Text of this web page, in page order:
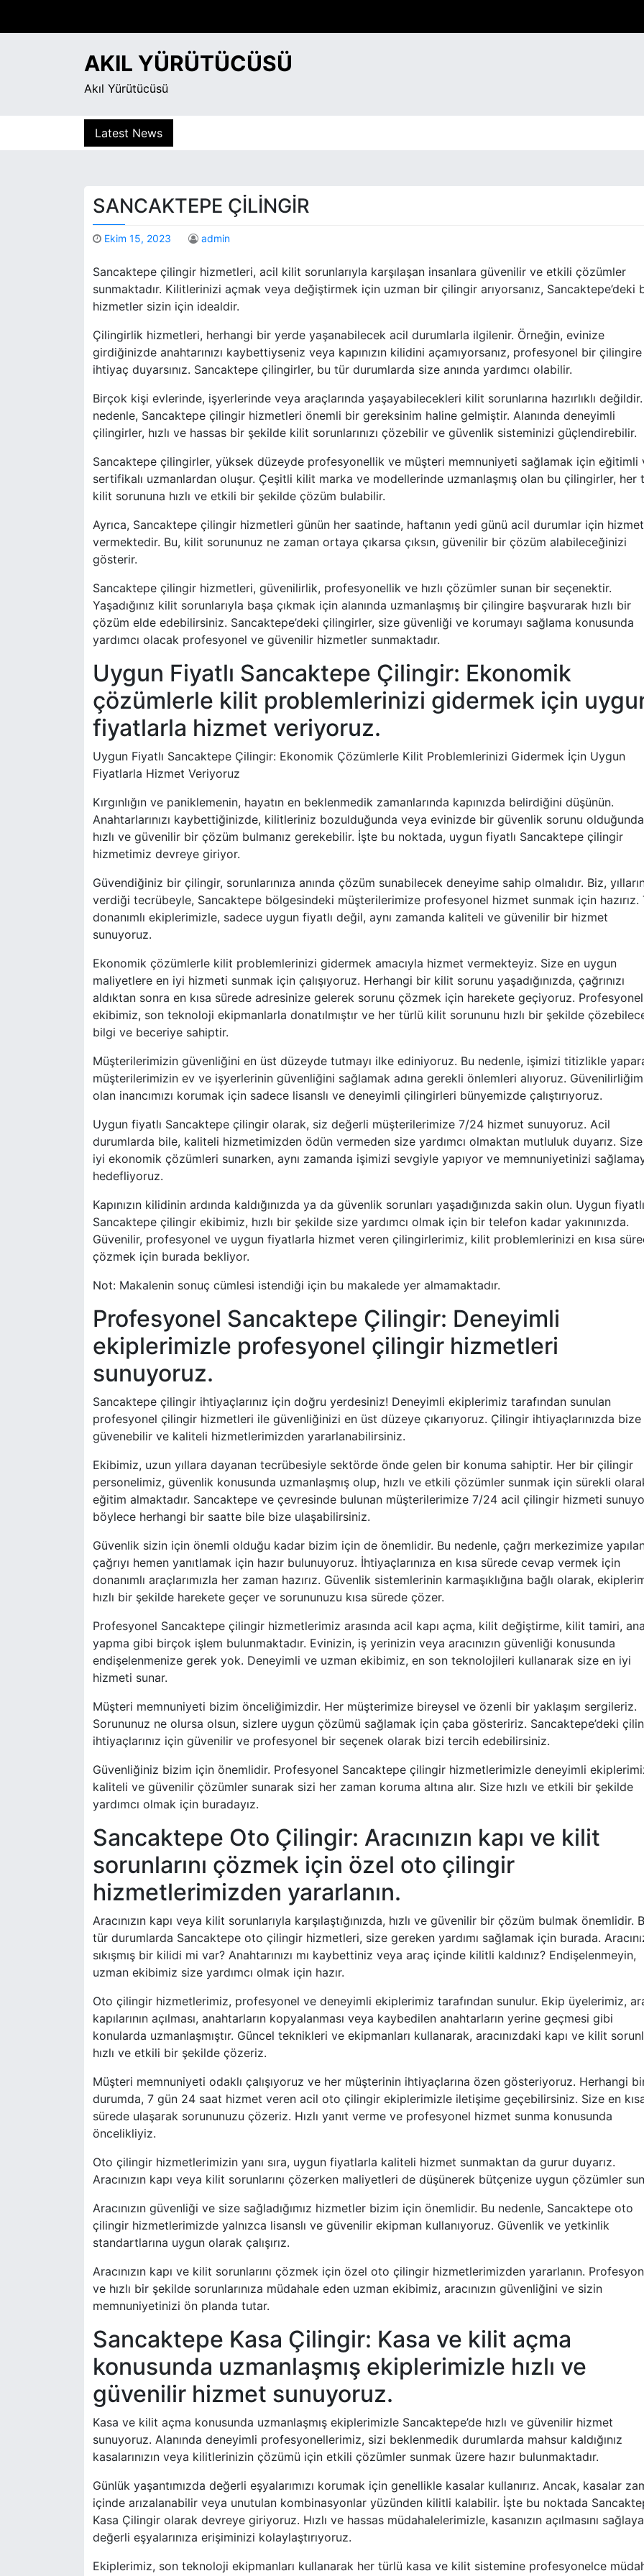
AKIL YÜRÜTÜCÜSÜ
Akıl Yürütücüsü
Latest News
SANCAKTEPE ÇILINGIR
Ekim 15, 2023 admin
Sancaktepe çilingir hizmetleri, acil kilit sorunlarıyla karşılaşan insanlara güvenilir ve etkili çözümler
sunmaktadır. Kilitlerinizi açmak veya değiştirmek için uzman bir çilingir arıyorsanız, Sancaktepe’deki
hizmetler sizin için idealdir.
Çilingirlik hizmetleri, herhangi bir yerde yaşanabilecek acil durumlarla ilgilenir. Örneğin, evinize
girdiğinizde anahtarınızı kaybettiyseniz veya kapınızın kilidini açamıyorsanız, profesyonel bir çilingire
ihtiyaç duyarsınız. Sancaktepe çilingirler, bu tür durumlarda size anında yardımcı olabilir.
Birçok kişi evlerinde, işyerlerinde veya araçlarında yaşayabilecekleri kilit sorunlarına hazırlıklı değildir.
nedenle, Sancaktepe çilingir hizmetleri önemli bir gereksinim haline gelmiştir. Alanında deneyimli
çilingirler, hızlı ve hassas bir şekilde kilit sorunlarınızı çözebilir ve güvenlik sisteminizi güçlendirebilir.
Sancaktepe çilingirler, yüksek düzeyde profesyonellik ve müşteri memnuniyeti sağlamak için eğitimli
sertifikalı uzmanlardan oluşur. Çeşitli kilit marka ve modellerinde uzmanlaşmış olan bu çilingirler, her
kilit sorununa hızlı ve etkili bir şekilde çözüm bulabilir.
Ayrıca, Sancaktepe çilingir hizmetleri günün her saatinde, haftanın yedi günü acil durumlar için hizmet
vermektedir. Bu, kilit sorununuz ne zaman ortaya çıkarsa çıksın, güvenilir bir çözüm alabileceğinizi
gösterir.
Sancaktepe çilingir hizmetleri, güvenilirlik, profesyonellik ve hızlı çözümler sunan bir seçenektir.
Yaşadığınız kilit sorunlarıyla başa çıkmak için alanında uzmanlaşmış bir çilingire başvurarak hızlı bir
çözüm elde edebilirsiniz. Sancaktepe’deki çilingirler, size güvenliği ve korumayı sağlama konusunda
yardımcı olacak profesyonel ve güvenilir hizmetler sunmaktadır.
Uygun Fiyatlı Sancaktepe Çilingir: Ekonomik
çözümlerle kilit problemlerinizi gidermek için
fiyatlarla hizmet veriyoruz.
Uygun Fiyatlı Sancaktepe Çilingir: Ekonomik Çözümlerle Kilit Problemlerinizi Gidermek İçin Uygun
Fiyatlarla Hizmet Veriyoruz
Kırgınlığın ve paniklemenin, hayatın en beklenmedik zamanlarında kapınızda belirdiğini düşünün.
Anahtarlarınızı kaybettiğinizde, kilitleriniz bozulduğunda veya evinizde bir güvenlik sorunu
hızlı ve güvenilir bir çözüm bulmanız gerekebilir. İşte bu noktada, uygun fiyatlı Sancaktepe çilingir
hizmetimiz devreye giriyor.
Güvendiğiniz bir çilingir, sorunlarınıza anında çözüm sunabilecek deneyime sahip olmalıdır. Biz,
verdiği tecrübeyle, Sancaktepe bölgesindeki müşterilerimize profesyonel hizmet sunmak için hazırız.
donanımlı ekiplerimizle, sadece uygun fiyatlı değil, aynı zamanda kaliteli ve güvenilir bir hizmet
sunuyoruz.
Ekonomik çözümlerle kilit problemlerinizi gidermek amacıyla hizmet vermekteyiz. Size en uygun
maliyetlere en iyi hizmeti sunmak için çalışıyoruz. Herhangi bir kilit sorunu yaşadığınızda, çağrınızı
aldıktan sonra en kısa sürede adresinize gelerek sorunu çözmek için harekete geçiyoruz. Profesyonel
ekibimiz, son teknoloji ekipmanlarla donatılmıştır ve her türlü kilit sorununu hızlı bir şekilde
bilgi ve beceriye sahiptir.
Müşterilerimizin güvenliğini en üst düzeyde tutmayı ilke ediniyoruz. Bu nedenle, işimizi titizlikle
müşterilerimizin ev ve işyerlerinin güvenliğini sağlamak adına gerekli önlemleri alıyoruz.
olan inancımızı korumak için sadece lisanslı ve deneyimli çilingirleri bünyemizde çalıştırıyoruz.
Uygun fiyatlı Sancaktepe çilingir olarak, siz değerli müşterilerimize 7/24 hizmet sunuyoruz. Acil
durumlarda bile, kaliteli hizmetimizden ödün vermeden size yardımcı olmaktan mutluluk duyarız.
iyi ekonomik çözümleri sunarken, aynı zamanda işimizi sevgiyle yapıyor ve memnuniyetinizi
hedefliyoruz.
Kapınızın kilidinin ardında kaldığınızda ya da güvenlik sorunları yaşadığınızda sakin olun. Uygun fiyatlı
Sancaktepe çilingir ekibimiz, hızlı bir şekilde size yardımcı olmak için bir telefon kadar yakınınızda.
Güvenilir, profesyonel ve uygun fiyatlarla hizmet veren çilingirlerimiz, kilit problemlerinizi en kısa
çözmek için burada bekliyor.
Not: Makalenin sonuç cümlesi istendiği için bu makalede yer almamaktadır.
Profesyonel Sancaktepe Çilingir: Deneyimli
ekiplerimizle profesyonel çilingir hizmetleri
sunuyoruz.
Sancaktepe çilingir ihtiyaçlarınız için doğru yerdesiniz! Deneyimli ekiplerimiz tarafından sunulan
profesyonel çilingir hizmetleri ile güvenliğinizi en üst düzeye çıkarıyoruz. Çilingir ihtiyaçlarınızda bize
güvenebilir ve kaliteli hizmetlerimizden yararlanabilirsiniz.
Ekibimiz, uzun yıllara dayanan tecrübesiyle sektörde önde gelen bir konuma sahiptir. Her bir çilingir
personelimiz, güvenlik konusunda uzmanlaşmış olup, hızlı ve etkili çözümler sunmak için sürekli
eğitim almaktadır. Sancaktepe ve çevresinde bulunan müşterilerimize 7/24 acil çilingir hizmeti
böylece herhangi bir saatte bile bize ulaşabilirsiniz.
Güvenlik sizin için önemli olduğu kadar bizim için de önemlidir. Bu nedenle, çağrı merkezimize
çağrıyı hemen yanıtlamak için hazır bulunuyoruz. İhtiyaçlarınıza en kısa sürede cevap vermek için
donanımlı araçlarımızla her zaman hazırız. Güvenlik sistemlerinin karmaşıklığına bağlı olarak,
hızlı bir şekilde harekete geçer ve sorununuzu kısa sürede çözer.
Profesyonel Sancaktepe çilingir hizmetlerimiz arasında acil kapı açma, kilit değiştirme, kilit tamiri,
yapma gibi birçok işlem bulunmaktadır. Evinizin, iş yerinizin veya aracınızın güvenliği konusunda
endişelenmenize gerek yok. Deneyimli ve uzman ekibimiz, en son teknolojileri kullanarak size en iyi
hizmeti sunar.
Müşteri memnuniyeti bizim önceliğimizdir. Her müşterimize bireysel ve özenli bir yaklaşım sergileriz.
Sorununuz ne olursa olsun, sizlere uygun çözümü sağlamak için çaba gösteririz. Sancaktepe’deki
ihtiyaçlarınız için güvenilir ve profesyonel bir seçenek olarak bizi tercih edebilirsiniz.
Güvenliğiniz bizim için önemlidir. Profesyonel Sancaktepe çilingir hizmetlerimizle deneyimli
kaliteli ve güvenilir çözümler sunarak sizi her zaman koruma altına alır. Size hızlı ve etkili bir şekilde
yardımcı olmak için buradayız.
Sancaktepe Oto Çilingir: Aracınızın kapı ve kilit
sorunlarını çözmek için özel oto çilingir
hizmetlerimizden yararlanın.
Aracınızın kapı veya kilit sorunlarıyla karşılaştığınızda, hızlı ve güvenilir bir çözüm bulmak önemlidir.
tür durumlarda Sancaktepe oto çilingir hizmetleri, size gereken yardımı sağlamak için burada.
sıkışmış bir kilidi mi var? Anahtarınızı mı kaybettiniz veya araç içinde kilitli kaldınız? Endişelenmeyin,
uzman ekibimiz size yardımcı olmak için hazır.
Oto çilingir hizmetlerimiz, profesyonel ve deneyimli ekiplerimiz tarafından sunulur. Ekip üyelerimiz,
kapılarının açılması, anahtarların kopyalanması veya kaybedilen anahtarların yerine geçmesi gibi
konularda uzmanlaşmıştır. Güncel teknikleri ve ekipmanları kullanarak, aracınızdaki kapı ve kilit
hızlı ve etkili bir şekilde çözeriz.
Müşteri memnuniyeti odaklı çalışıyoruz ve her müşterinin ihtiyaçlarına özen gösteriyoruz. Herhangi
durumda, 7 gün 24 saat hizmet veren acil oto çilingir ekiplerimizle iletişime geçebilirsiniz. Size en
sürede ulaşarak sorununuzu çözeriz. Hızlı yanıt verme ve profesyonel hizmet sunma konusunda
öncelikliyiz.
Oto çilingir hizmetlerimizin yanı sıra, uygun fiyatlarla kaliteli hizmet sunmaktan da gurur duyarız.
Aracınızın kapı veya kilit sorunlarını çözerken maliyetleri de düşünerek bütçenize uygun çözümler
Aracınızın güvenliği ve size sağladığımız hizmetler bizim için önemlidir. Bu nedenle, Sancaktepe oto
çilingir hizmetlerimizde yalnızca lisanslı ve güvenilir ekipman kullanıyoruz. Güvenlik ve yetkinlik
standartlarına uygun olarak çalışırız.
Aracınızın kapı ve kilit sorunlarını çözmek için özel oto çilingir hizmetlerimizden yararlanın.
ve hızlı bir şekilde sorunlarınıza müdahale eden uzman ekibimiz, aracınızın güvenliğini ve sizin
memnuniyetinizi ön planda tutar.
Sancaktepe Kasa Çilingir: Kasa ve kilit açma
konusunda uzmanlaşmış ekiplerimizle hızlı ve
güvenilir hizmet sunuyoruz.
Kasa ve kilit açma konusunda uzmanlaşmış ekiplerimizle Sancaktepe’de hızlı ve güvenilir hizmet
sunuyoruz. Alanında deneyimli profesyonellerimiz, sizi beklenmedik durumlarda mahsur kaldığınız
kasalarınızın veya kilitlerinizin çözümü için etkili çözümler sunmak üzere hazır bulunmaktadır.
Günlük yaşantımızda değerli eşyalarımızı korumak için genellikle kasalar kullanırız. Ancak, kasalar
içinde arızalanabilir veya unutulan kombinasyonlar yüzünden kilitli kalabilir. İşte bu noktada
Kasa Çilingir olarak devreye giriyoruz. Hızlı ve hassas müdahalelerimizle, kasanızın açılmasını
değerli eşyalarınıza erişiminizi kolaylaştırıyoruz.
Ekiplerimiz, son teknoloji ekipmanları kullanarak her türlü kasa ve kilit sistemine profesyonelce